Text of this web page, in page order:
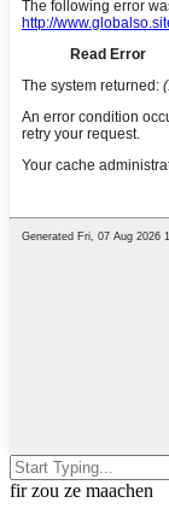
fir zou ze maachen